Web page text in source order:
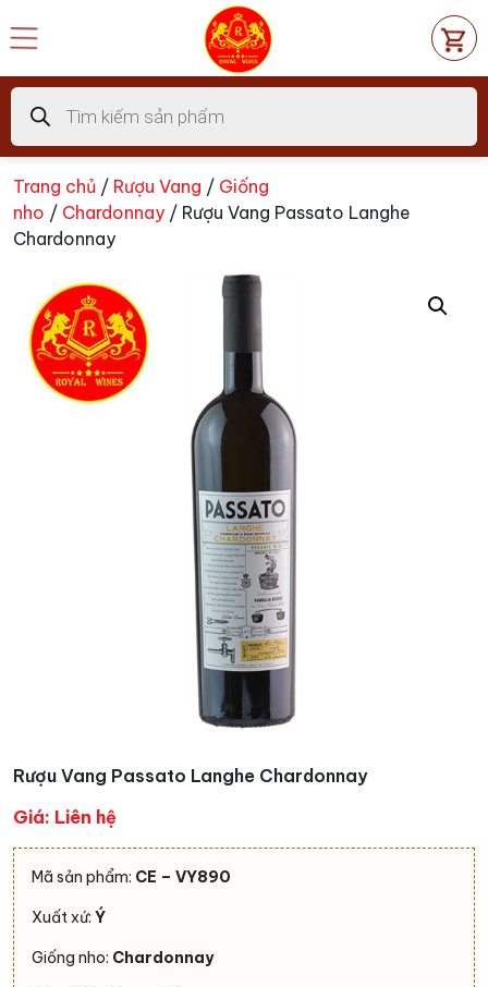
đến
dung
Tìm
kiếm
sản
phẩm
Trang chủ / Rượu Vang / Giống
nho / Chardonnay / Rượu Vang Passato Langhe
Chardonnay
Rượu Vang Passato Langhe Chardonnay
Giá: Liên hệ
Mã sản phẩm: CE – VY890
Xuất xứ: Ý
Giống nho: Chardonnay